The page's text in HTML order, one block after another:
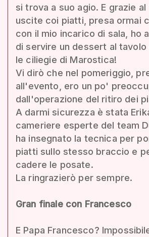
si trova a suo agio. E grazie al
uscite coi piatti, presa ormai
con il mio incarico di sala, ho
di servire un dessert al tavolo
le ciliegie di Marostica!
Vi dirò che nel pomeriggio,
all'evento, ero un po'
dall'operazione del ritiro dei
A darmi sicurezza è stata
cameriere esperte del team
ha insegnato la tecnica per
piatti sullo stesso braccio e
cadere le posate.
La ringrazierò per sempre.
Gran finale con Francesco
E Papa Francesco?